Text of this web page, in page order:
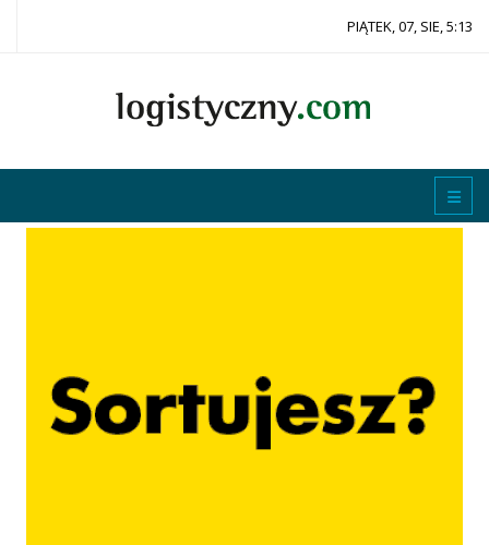
PIĄTEK, 07, SIE, 5:13